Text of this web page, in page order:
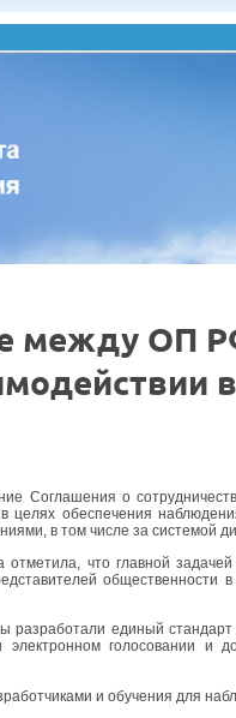
между ОП
Соглашения о
обеспечения
в том числе за системой
что главной
разработали единый
голосовании и
и обучения для